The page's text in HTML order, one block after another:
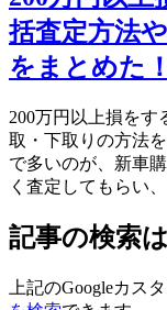
括査定方法
をまとめた！
200万円以上損をす
取・下取りの方法
で多いのが、新車
く査定してもらい
記事の検索
上記のGoogleカス